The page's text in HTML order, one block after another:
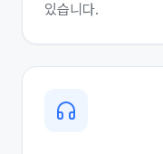
있습니다.